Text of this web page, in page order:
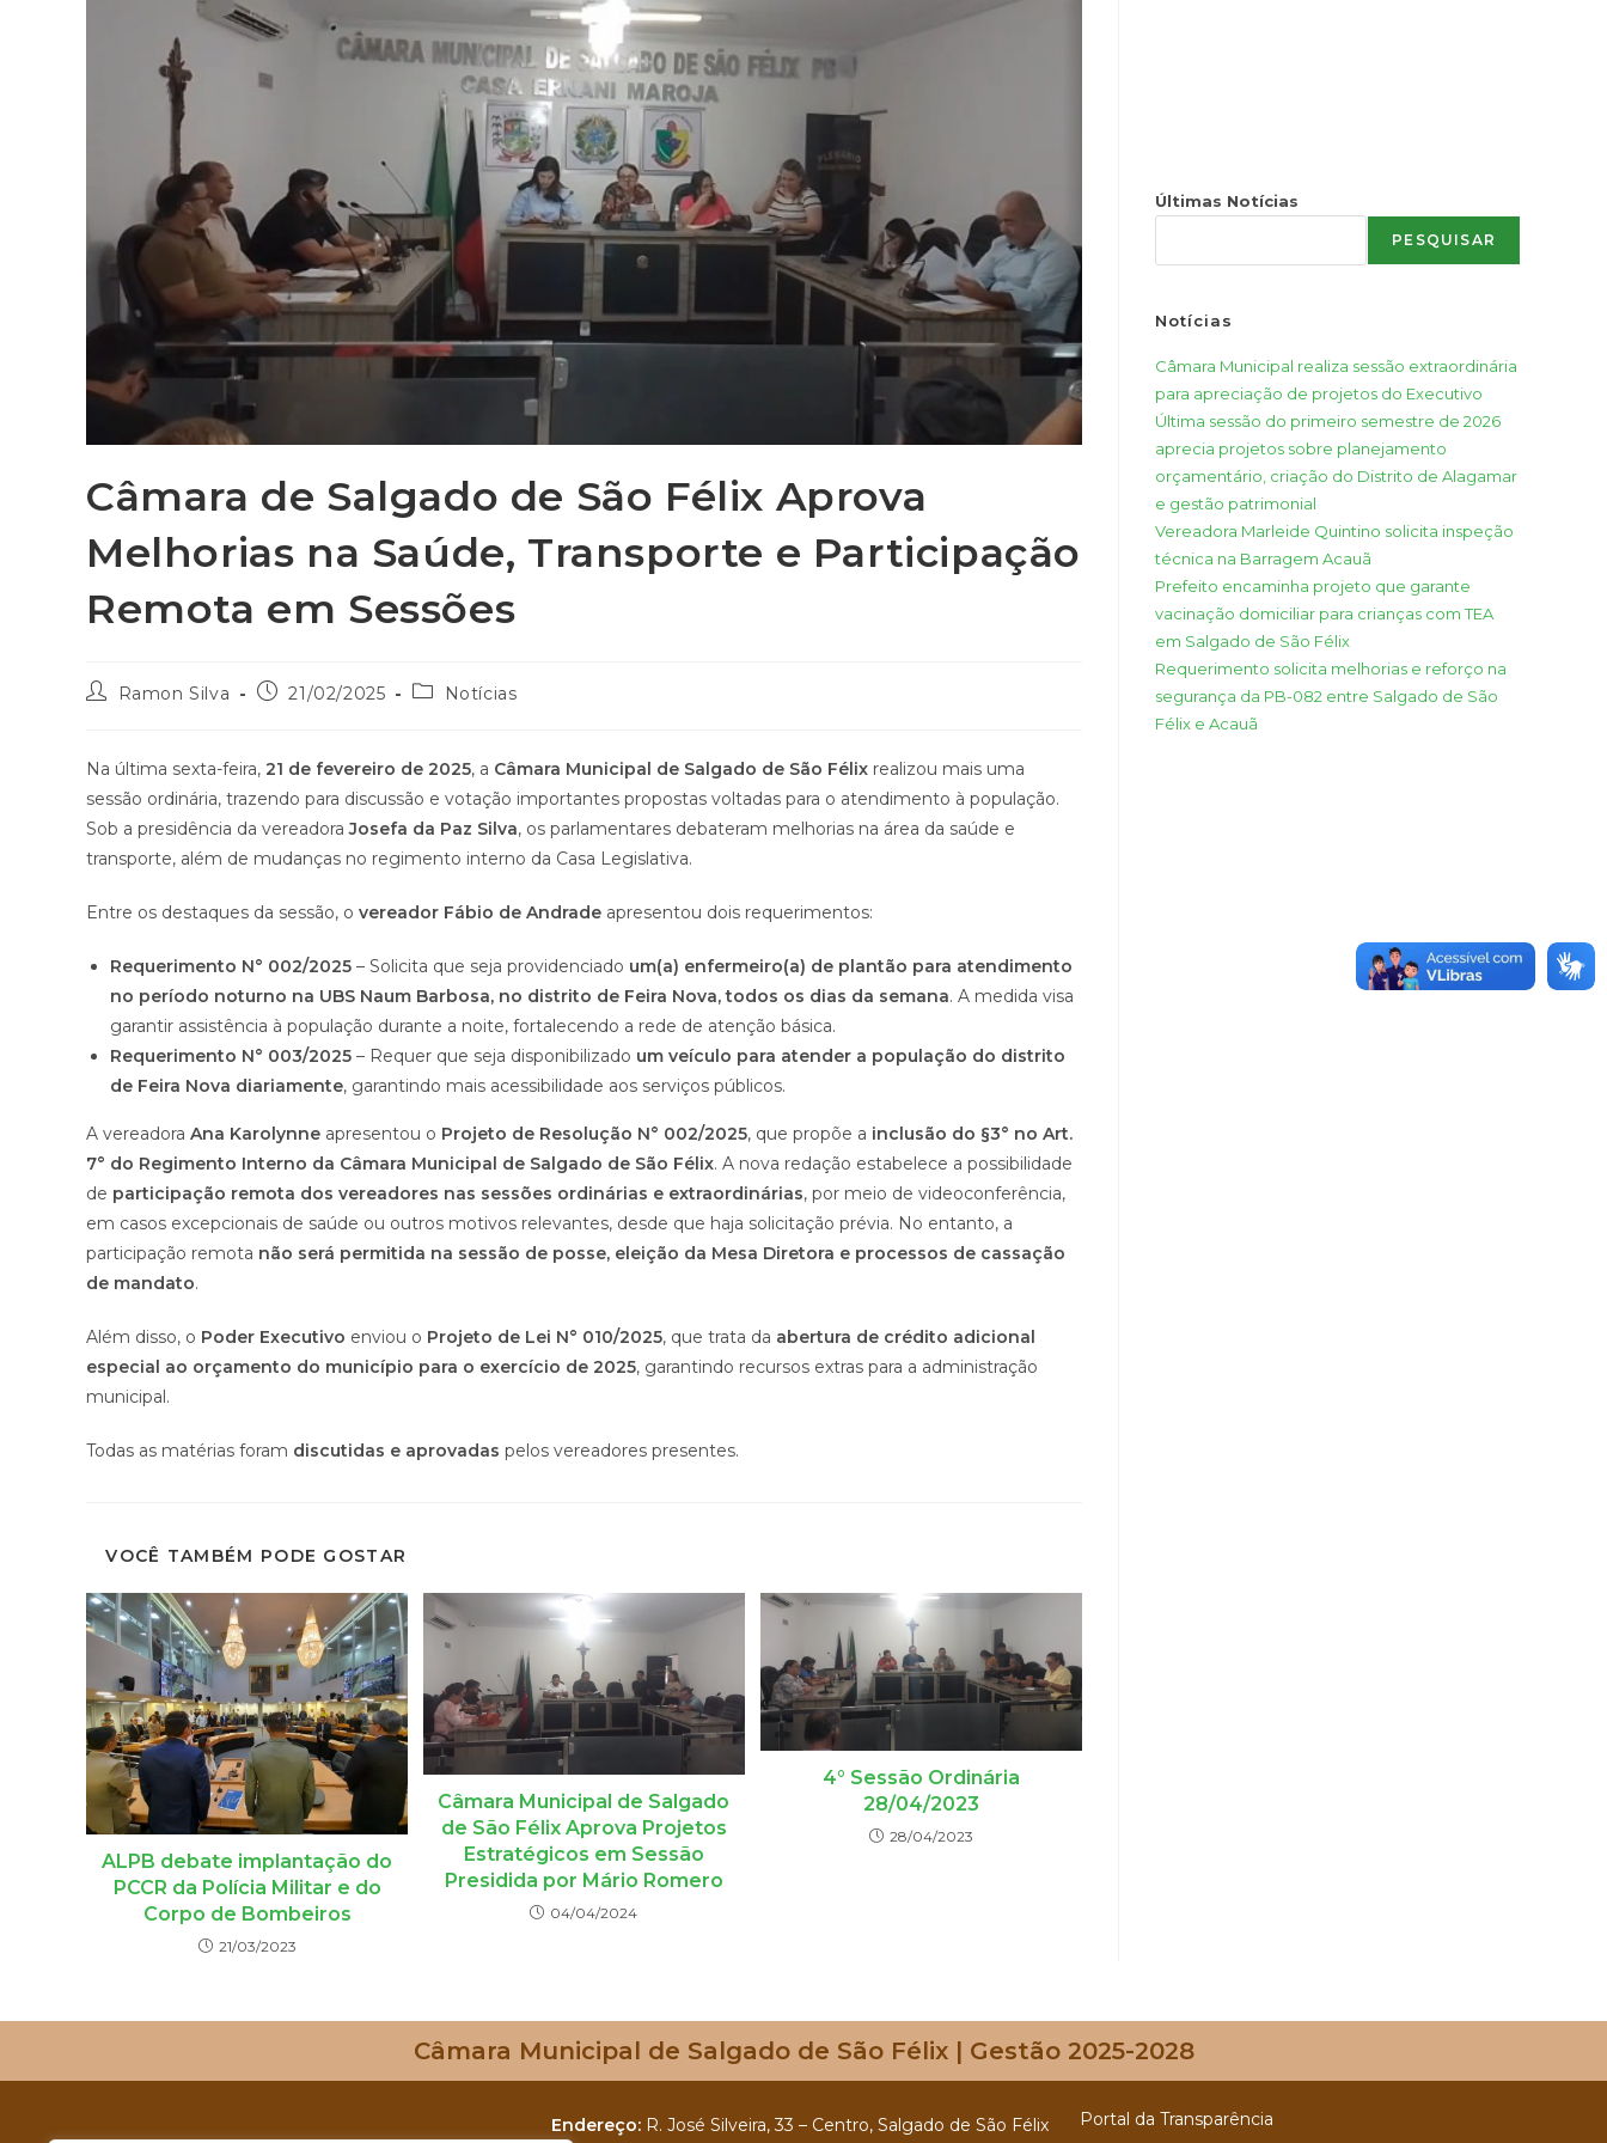
Câmara de Salgado de São Félix Aprova
Melhorias na Saúde, Transporte e Participação
Remota em Sessões
Ramon Silva 21/02/2025 Notícias
Na última sexta-feira, 21 de fevereiro de 2025, a Câmara Municipal de Salgado de São Félix realizou mais uma
sessão ordinária, trazendo para discussão e votação importantes propostas voltadas para o atendimento à população.
Sob a presidência da vereadoraJosefa da Paz Silva, os parlamentares debateram melhorias na área da saúde e
transporte, além de mudanças no regimento interno da Casa Legislativa.
Entre os destaques da sessão, o vereador Fábio de Andrade apresentou dois requerimentos:
Requerimento N° 002/2025 – Solicita que seja providenciado um(a) enfermeiro(a) de plantão para atendimento
no período noturno na UBS Naum Barbosa, no distrito de Feira Nova, todos os dias da semana. A medida visa
garantir assistência à população durante a noite, fortalecendo a rede de atenção básica.
Requerimento N° 003/2025 – Requer que seja disponibilizado um veículo para atender a população do distrito
de Feira Nova diariamente, garantindo mais acessibilidade aos serviços públicos.
A vereadora Ana Karolynne apresentou o Projeto de Resolução N° 002/2025, que propõe a inclusão do §3° no Art.
7° do Regimento Interno da Câmara Municipal de Salgado de São Félix. A nova redação estabelece a possibilidade
de participação remota dos vereadores nas sessões ordinárias e extraordinárias, por meio de videoconferência,
em casos excepcionais de saúde ou outros motivos relevantes, desde que haja solicitação prévia. No entanto, a
participação remota não será permitida na sessão de posse, eleição da Mesa Diretora e processos de cassação
de mandato.
Além disso, o Poder Executivo enviou o Projeto de Lei N° 010/2025, que trata da abertura de crédito adicional
especial ao orçamento do município para o exercício de 2025, garantindo recursos extras para a administração
municipal.
Todas as matérias foram discutidas e aprovadas pelos vereadores presentes.
VOCÊ TAMBÉM PODE GOSTAR
ALPB debate implantação do
PCCR da Polícia Militar e do
Corpo de Bombeiros
21/03/2023
Câmara Municipal de Salgado
de São Félix Aprova Projetos
Estratégicos em Sessão
Presidida por Mário Romero
04/04/2024
4° Sessão Ordinária
28/04/2023
28/04/2023
Últimas Notícias
PESQUISAR
Notícias
Câmara Municipal realiza sessão extraordinária
para apreciação de projetos do Executivo
Última sessão do primeiro semestre de 2026
aprecia projetos sobre planejamento
orçamentário, criação do Distrito de Alagamar
e gestão patrimonial
Vereadora Marleide Quintino solicita inspeção
técnica na Barragem Acauã
Prefeito encaminha projeto que garante
vacinação domiciliar para crianças com TEA
em Salgado de São Félix
Requerimento solicita melhorias e reforço na
segurança da PB-082 entre Salgado de São
Félix e Acauã
Câmara Municipal de Salgado de São Félix | Gestão 2025-2028
Endereço: R. José Silveira, 33 – Centro, Salgado de São Félix Portal da Transparência